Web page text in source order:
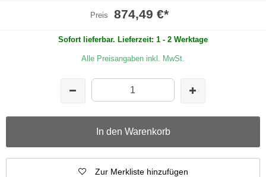
Preis 874,49 €*
Sofort lieferbar. Lieferzeit: 1 - 2 Werktage
Alle Preisangaben inkl. MwSt.
In den Warenkorb
Zur Merkliste hinzufügen